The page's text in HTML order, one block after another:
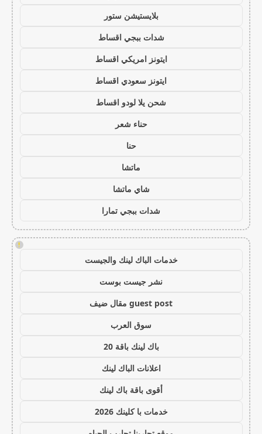
بلايستيشن ستور
شدات ببجي اقساط
ايتونز امريكي اقساط
ايتونز سعودي اقساط
شحن يلا لودو اقساط
حناء شعر
حنا
ماتشا
شاي ماتشا
شدات ببجي تمارا
!
خدمات الباك لينك والجيست
نشر جيست بوست
guest post مقال ضيف
سوق العرب
باك لينك باقة 20
اعلانات الباك لينك
أقوى باقة باك لينك
خدمات با كلينك 2026